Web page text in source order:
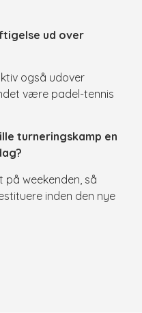
ud over
også udover
være padel-tennis
turneringskamp en
på weekenden, så
inden den nye